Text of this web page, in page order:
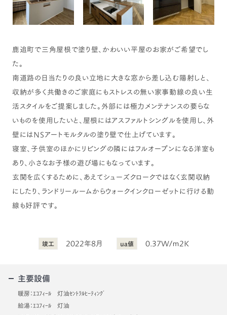
鹿追町で三角屋根で塗り壁、かわいい平屋のお家がご希望でし
た。
南道路の日当たりの良い立地に大きな窓から差し込む陽射しと、
収納が多く共働きのご家庭にもストレスの無い家事動線の良い生
活スタイルをご提案しました。外部には極力メンテナンスの要らな
いものを使用したいと、屋根にはアスファルトシングルを使用し、外
壁にはNSアートモルタルの塗り壁で仕上げています。
寝室、子供室のほかにリビングの隣にはフルオープンになる洋室も
あり、小さなお子様の遊び場にもなっています。
玄関を広くするために、あえてシューズクロークではなく玄関収納
にしたり、ランドリールームからウォークインクローゼットに行ける動
線も好評です。
竣工 2022年8月 ua値 0.37W/ｍ2K
主要設備
暖房：ｴｺﾌｨｰﾙ 灯油ｾﾝﾄﾗﾙﾋｰﾃｨﾝｸﾞ
給湯：ｴｺﾌｨｰﾙ 灯油